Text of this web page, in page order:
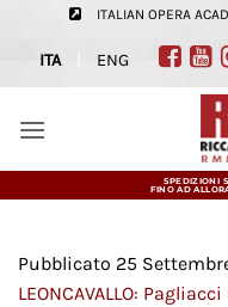
contenuti
ITALIAN OPERA
ITA ENG
SPEDIZIONI
FINO AD
Pubblicato 25
LEONCAVALLO: